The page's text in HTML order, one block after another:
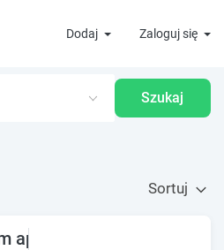
Dodaj Zaloguj się
Szukaj
Sortuj
apartamencie z tarasem